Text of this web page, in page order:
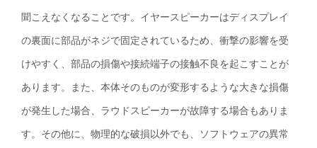
聞こえなくなることです。イヤースピーカーはディスプレイ
の裏面に部品がネジで固定されているため、衝撃の影響を受
けやすく、部品の損傷や接続端子の接触不良を起こすことが
あります。また、本体そのものが変形するような大きな損傷
が発生した場合、ラウドスピーカーが故障する場合もありま
す。その他に、物理的な破損以外でも、ソフトウェアの異常